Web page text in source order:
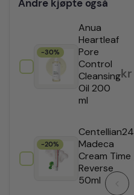
Andre kjøpte også
-30%
Anua
Heartleaf
Pore
Control
Cleansing
Oil 200
ml
kr
-20%
Centellian24
Madeca
Cream Time
Reverse
50ml